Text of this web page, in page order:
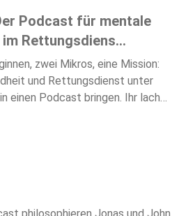
allen anderen Plattformen.
Podcast für mentale
Rettungsdiens...
zwei Mikros, eine Mission:
und Rettungsdienst unter
einen Podcast bringen. Ihr lacht?
Haus- und Hof-Psychos des
und DRK KV Ahrweiler, Daniela
Kim Bühler, mit Tipps, Tricks
schlechter Witze. #DRK KV
KV Ahrweiler e.V.,